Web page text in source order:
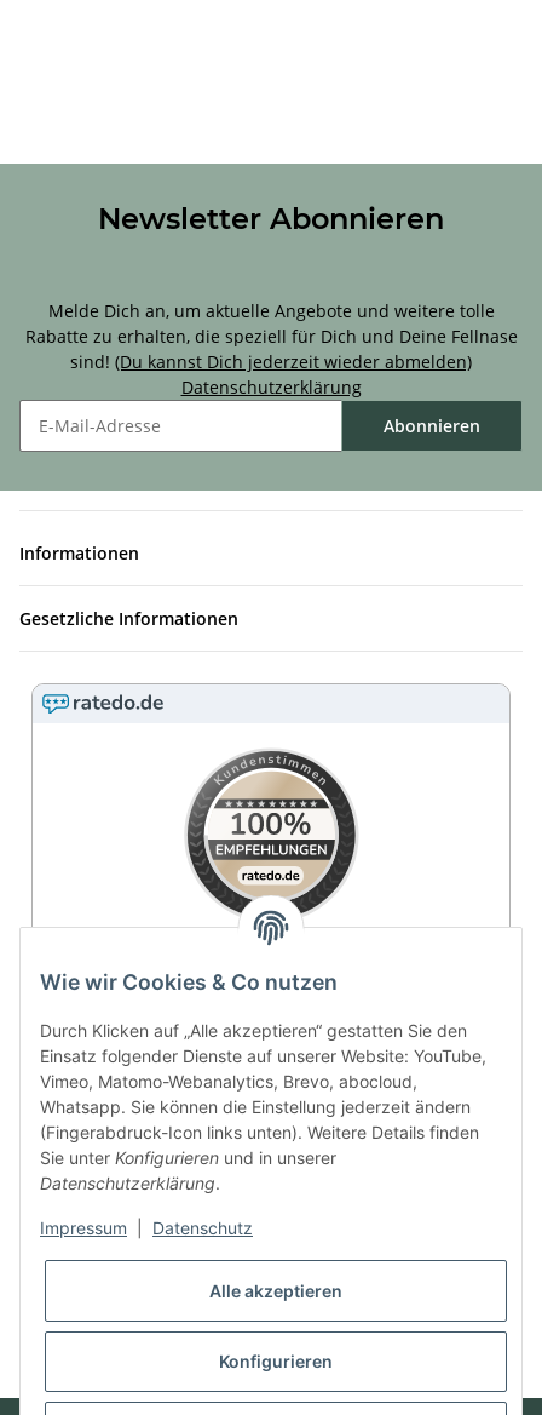
Newsletter Abonnieren
Melde Dich an, um aktuelle Angebote und weitere tolle
Rabatte zu erhalten, die speziell für Dich und Deine Fellnase
sind! (Du kannst Dich jederzeit wieder abmelden)
Datenschutzerklärung
Abonnieren
Informationen
Gesetzliche Informationen
SEHR GUT
100% Empfehlungsrate
Durchschnitt aus 11 Bewertungen
Bewertungen ansehen
Vertrag widerrufen
* Alle Preise inkl. gesetzlicher USt., zzgl.Versand
Wie wir Cookies & Co nutzen
Durch Klicken auf „Alle akzeptieren“ gestatten Sie den
Einsatz folgender Dienste auf unserer Website: YouTube,
Vimeo, Matomo-Webanalytics, Brevo, abocloud,
Whatsapp. Sie können die Einstellung jederzeit ändern
(Fingerabdruck-Icon links unten). Weitere Details finden
Sie unter Konfigurieren und in unserer
Datenschutzerklärung.
Impressum Datenschutz
Alle akzeptieren
Konfigurieren